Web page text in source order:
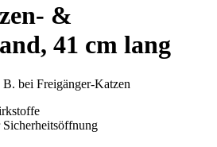
&
41 cm lang
bei Freigänger-Katzen